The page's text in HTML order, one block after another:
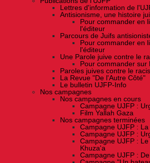
Lettres d'information de
Antisionisme, une histoire
Pour commander en
l'éditeur
Parcours de Juifs
Pour commander en
l'éditeur
Une Parole juive contre le
Pour commander sur
Paroles juives contre le
La Revue "De l'Autre Côté"
Le bulletin UJFP-Info
Nos campagnes
Nos campagnes en cours
Campagne UJFP :
Film Yallah Gaza
Nos campagnes terminées
Campagne UJFP :
Campagne UJFP :
Campagne UJFP :
Khuza'a
Campagne UJFP :